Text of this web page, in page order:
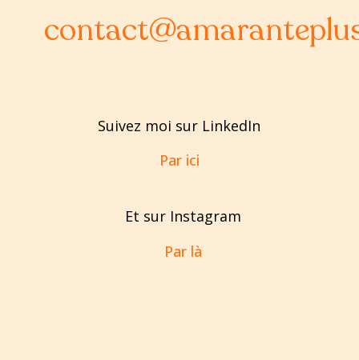
Suivez moi sur LinkedIn
Par ici
Et sur Instagram
Par là